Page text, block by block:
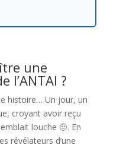
une
l’ANTAI ?
histoire… Un jour, un
croyant avoir reçu
louche 🤨. En
révélateurs d’une